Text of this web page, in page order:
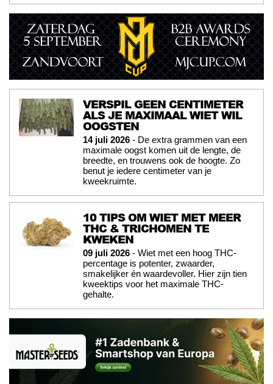
VERSPIL GEEN CENTIMETER
ALS JE MAXIMAAL WIET WIL
OOGSTEN
14 juli 2026 - De extra grammen van een
maximale oogst komen uit de lengte, de
breedte, en trouwens ook de hoogte. Zo
benut je iedere centimeter van je
kweekruimte.
10 TIPS OM WIET MET MEER
THC & TRICHOMEN TE
KWEKEN
09 juli 2026 - Wiet met een hoog THC-
percentage is potenter, zwaarder,
smakelijker én waardevoller. Hier zijn tien
kweektips voor het maximale THC-
gehalte.